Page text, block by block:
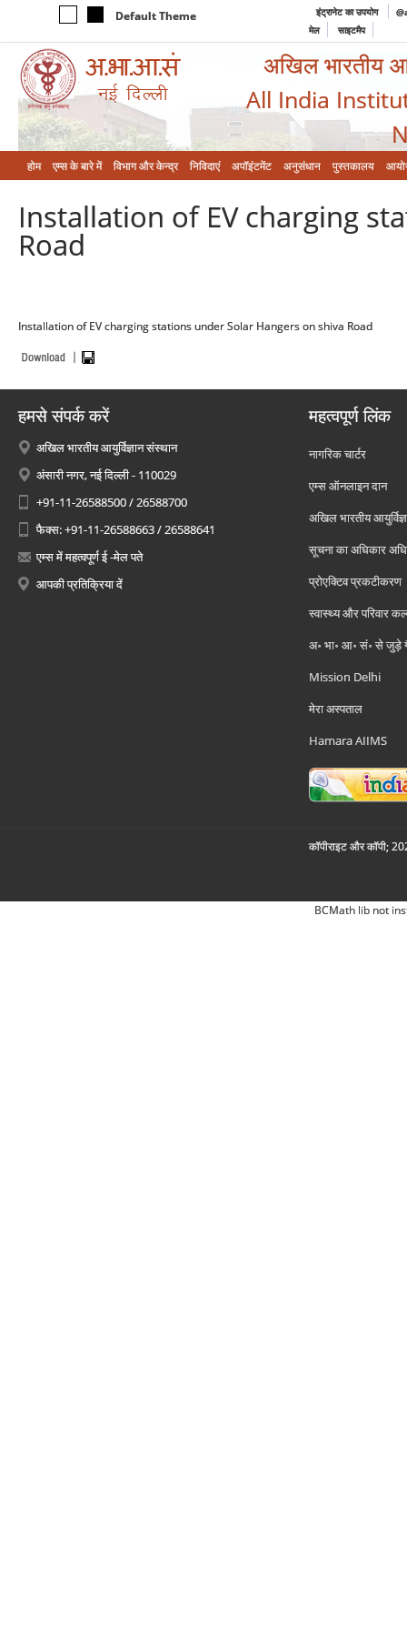
Default Theme इंट्रानेट का उपयोग
मेल
साइटमैप
अखिल भारतीय
All India
होम एम्‍स के बारे में विभाग और केन्‍द्र निविदाएं अपॉइंटमेंट अनुसंधान पुस्तकालय
Installation of EV charging
Road
Installation of EV charging stations under Solar Hangers on shiva Road
हमसे संपर्क करें
अखिल भारतीय आयुर्विज्ञान संस्थान
अंसारी नगर, नई दिल्ली - 110029
+91-11-26588500 / 26588700
फैक्स: +91-11-26588663 / 26588641
एम्स में महत्वपूर्ण ई -मेल पते
आपकी प्रतिक्रिया दें
महत्वपूर्ण लिंक
नागरिक चार्टर
एम्स ऑनलाइन दान
अखिल भारतीय
सूचना का अधिकार
प्रोएक्टिव प्रकटीकरण
स्वास्थ्य और परिवार
अ॰ भा॰ आ॰ सं॰ से जुड़े
Mission Delhi
मेरा अस्पताल
Hamara AIIMS
कॉपीराइट और कॉपी;
BCMath lib not